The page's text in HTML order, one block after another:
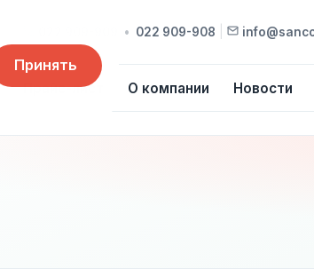
• 022 909-908
Прайс-лист О компании Новости
Принять